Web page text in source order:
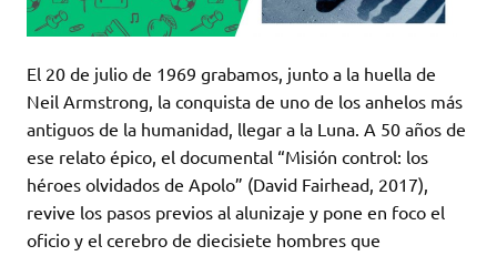
El 20 de julio de 1969 grabamos, junto a la huella de
Neil Armstrong, la conquista de uno de los anhelos más
antiguos de la humanidad, llegar a la Luna. A 50 años de
ese relato épico, el documental “Misión control: los
héroes olvidados de Apolo” (David Fairhead, 2017),
revive los pasos previos al alunizaje y pone en foco el
oficio y el cerebro de diecisiete hombres que